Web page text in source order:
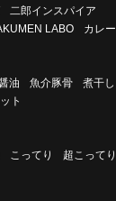
二郎インスパイア
LABO カレー
油 魚介豚骨 煮干し
ト
こってり 超こってり